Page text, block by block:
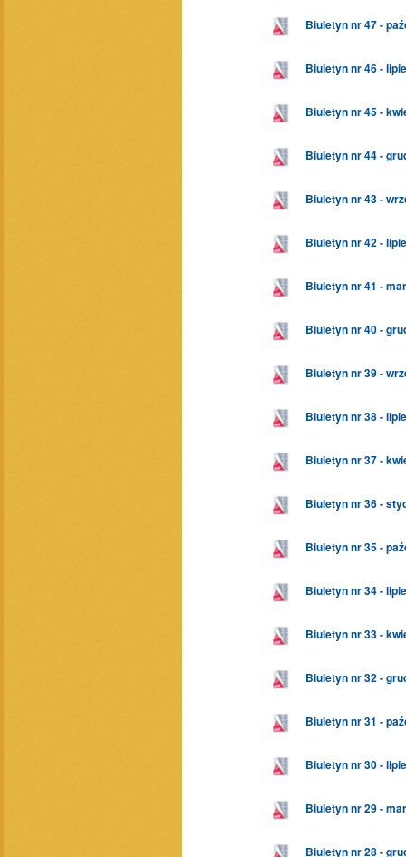
Biuletyn nr 47 -
Biuletyn nr 46 -
Biuletyn nr 45 -
Biuletyn nr 44 -
Biuletyn nr 43 -
Biuletyn nr 42 -
Biuletyn nr 41 -
Biuletyn nr 40 -
Biuletyn nr 39 -
Biuletyn nr 38 -
Biuletyn nr 37 -
Biuletyn nr 36 -
Biuletyn nr 35 -
Biuletyn nr 34 -
Biuletyn nr 33 -
Biuletyn nr 32 -
Biuletyn nr 31 -
Biuletyn nr 30 -
Biuletyn nr 29 -
Biuletyn nr 28 -